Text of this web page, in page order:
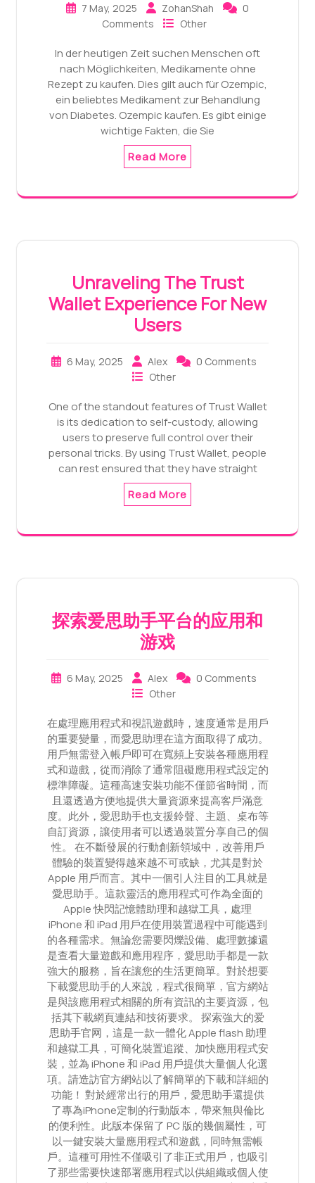
7 May, 2025 ZohanShah
0
Comments
Other
In der heutigen Zeit suchen Menschen oft
nach Möglichkeiten, Medikamente ohne
Rezept zu kaufen. Dies gilt auch für Ozempic,
ein beliebtes Medikament zur Behandlung
von Diabetes. Ozempic kaufen. Es gibt einige
wichtige Fakten, die Sie
Read More
Unraveling The Trust
Wallet Experience For New
Users
6 May, 2025 Alex
0 Comments
Other
One of the standout features of Trust Wallet
is its dedication to self-custody, allowing
users to preserve full control over their
personal tricks. By using Trust Wallet, people
can rest ensured that they have straight
Read More
探索爱思助手平台的应用和
游戏
6 May, 2025 Alex
0 Comments
Other
在處理應用程式和視訊遊戲時，速度通常是用戶
的重要變量，而愛思助理在這方面取得了成功。
用戶無需登入帳戶即可在寬頻上安裝各種應用程
式和遊戲，從而消除了通常阻礙應用程式設定的
標準障礙。這種高速安裝功能不僅節省時間，而
且還透過方便地提供大量資源來提高客戶滿意
度。此外，愛思助手也支援鈴聲、主題、桌布等
自訂資源，讓使用者可以透過裝置分享自己的個
性。 在不斷發展的行動創新領域中，改善用戶
體驗的裝置變得越來越不可或缺，尤其是對於
Apple 用戶而言。其中一個引人注目的工具就是
愛思助手。這款靈活的應用程式可作為全面的
Apple 快閃記憶體助理和越獄工具，處理
iPhone 和 iPad 用戶在使用裝置過程中可能遇到
的各種需求。無論您需要閃爍設備、處理數據還
是查看大量遊戲和應用程序，愛思助手都是一款
強大的服務，旨在讓您的生活更簡單。對於想要
下載愛思助手的人來說，程式很簡單，官方網站
是與該應用程式相關的所有資訊的主要資源，包
括其下載網頁連結和技術要求。 探索強大的爱
思助手官网，這是一款一體化 Apple flash 助理
和越獄工具，可簡化裝置追蹤、加快應用程式安
裝，並為 iPhone 和 iPad 用戶提供大量個人化選
項。請造訪官方網站以了解簡單的下載和詳細的
功能！ 對於經常出行的用戶，愛思助手還提供
了專為iPhone定制的行動版本，帶來無與倫比
的便利性。此版本保留了 PC 版的幾個屬性，可
以一鍵安裝大量應用程式和遊戲，同時無需帳
戶。這種可用性不僅吸引了非正式用戶，也吸引
了那些需要快速部署應用程式以供組織或個人使